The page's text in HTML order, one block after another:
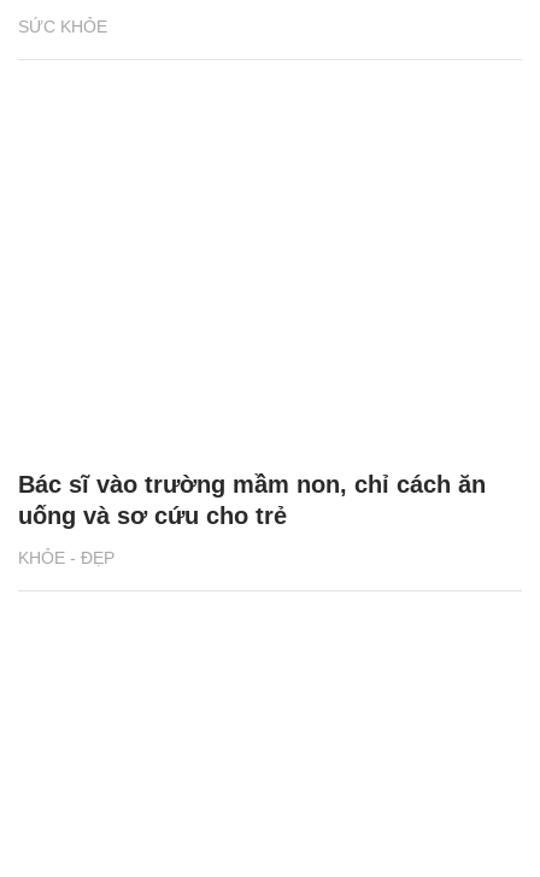
SỨC KHỎE
KHỎE - ĐẸP
Bác sĩ vào trường mầm non, chỉ cách ăn
uống và sơ cứu cho trẻ